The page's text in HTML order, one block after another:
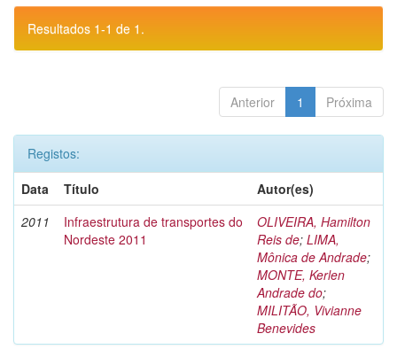
Resultados 1-1 de 1.
Anterior 1 Próxima
Registos:
Data
Título
Autor(es)
2011
Infraestrutura de transportes do
Nordeste 2011
OLIVEIRA, Hamilton
Reis de; LIMA,
Mônica de Andrade;
MONTE, Kerlen
Andrade do;
MILITÃO, Vivianne
Benevides